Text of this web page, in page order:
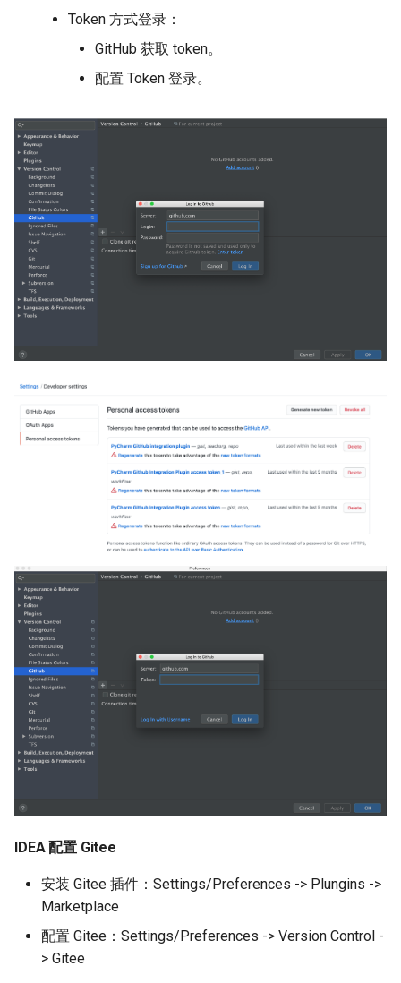
Token 方式登录：
GitHub 获取 token。
配置 Token 登录。
IDEA 配置 Gitee
安装 Gitee 插件：Settings/Preferences -> Plungins ->
Marketplace
配置 Gitee：Settings/Preferences -> Version Control -
> Gitee